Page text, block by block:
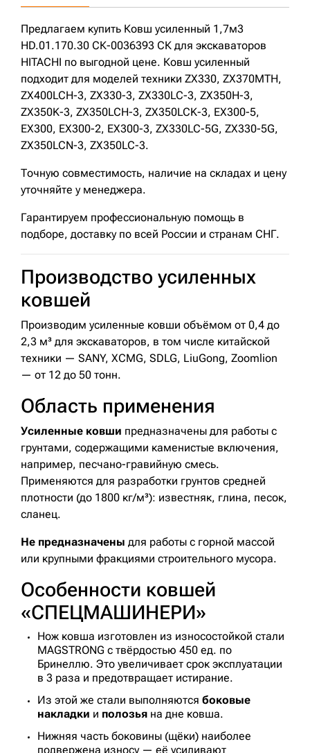
Предлагаем купить Ковш усиленный 1,7м3
HD.01.170.30 СК-0036393 СК для экскаваторов
HITACHI по выгодной цене. Ковш усиленный
подходит для моделей техники ZX330, ZX370MTH,
ZX400LCH-3, ZX330-3, ZX330LC-3, ZX350H-3,
ZX350K-3, ZX350LCH-3, ZX350LCK-3, EX300-5,
EX300, EX300-2, EX300-3, ZX330LC-5G, ZX330-5G,
ZX350LCN-3, ZX350LC-3.
Точную совместимость, наличие на складах и цену
уточняйте у менеджера.
Гарантируем профессиональную помощь в
подборе, доставку по всей России и странам СНГ.
Производство усиленных
ковшей
Производим усиленные ковши объёмом от 0,4 до
2,3 м³ для экскаваторов, в том числе китайской
техники — SANY, XCMG, SDLG, LiuGong, Zoomlion
— от 12 до 50 тонн.
Область применения
Усиленные ковши предназначены для работы с
грунтами, содержащими каменистые включения,
например, песчано-гравийную смесь.
Применяются для разработки грунтов средней
плотности (до 1800 кг/м³): известняк, глина, песок,
сланец.
Не предназначены для работы с горной массой
или крупными фракциями строительного мусора.
Особенности ковшей
«СПЕЦМАШИНЕРИ»
Нож ковша изготовлен из износостойкой стали
MAGSTRONG с твёрдостью 450 ед. по
Бринеллю. Это увеличивает срок эксплуатации
в 3 раза и предотвращает истирание.
Из этой же стали выполняются боковые
накладки и полозья на дне ковша.
Нижняя часть боковины (щёки) наиболее
подвержена износу — её усиливают